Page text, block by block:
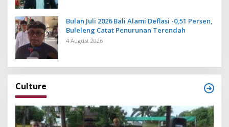
Bulan Juli 2026 Bali Alami Deflasi -0,51 Persen,
Buleleng Catat Penurunan Terendah
4 August 2026
Culture